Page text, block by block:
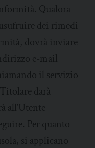
Qualora
dei rimedi
dovrà inviare
e-mail
il servizio
darà
all’Utente
Per quanto
si applicano